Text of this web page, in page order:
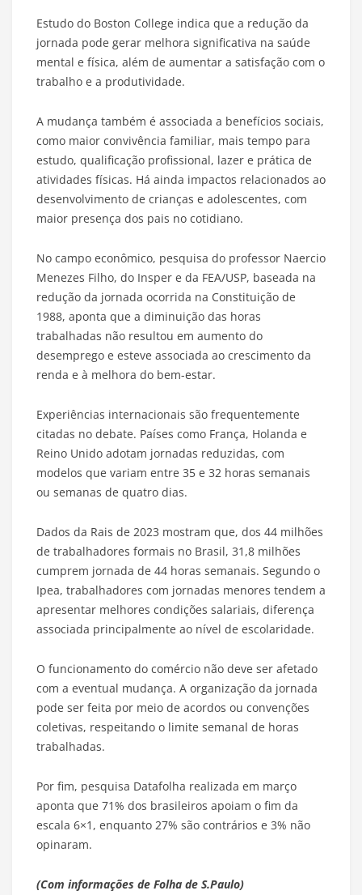
Estudo do Boston College indica que a redução da
jornada pode gerar melhora significativa na saúde
mental e física, além de aumentar a satisfação com o
trabalho e a produtividade.
A mudança também é associada a benefícios sociais,
como maior convivência familiar, mais tempo para
estudo, qualificação profissional, lazer e prática de
atividades físicas. Há ainda impactos relacionados ao
desenvolvimento de crianças e adolescentes, com
maior presença dos pais no cotidiano.
No campo econômico, pesquisa do professor Naercio
Menezes Filho, do Insper e da FEA/USP, baseada na
redução da jornada ocorrida na Constituição de
1988, aponta que a diminuição das horas
trabalhadas não resultou em aumento do
desemprego e esteve associada ao crescimento da
renda e à melhora do bem-estar.
Experiências internacionais são frequentemente
citadas no debate. Países como França, Holanda e
Reino Unido adotam jornadas reduzidas, com
modelos que variam entre 35 e 32 horas semanais
ou semanas de quatro dias.
Dados da Rais de 2023 mostram que, dos 44 milhões
de trabalhadores formais no Brasil, 31,8 milhões
cumprem jornada de 44 horas semanais. Segundo o
Ipea, trabalhadores com jornadas menores tendem a
apresentar melhores condições salariais, diferença
associada principalmente ao nível de escolaridade.
O funcionamento do comércio não deve ser afetado
com a eventual mudança. A organização da jornada
pode ser feita por meio de acordos ou convenções
coletivas, respeitando o limite semanal de horas
trabalhadas.
Por fim, pesquisa Datafolha realizada em março
aponta que 71% dos brasileiros apoiam o fim da
escala 6×1, enquanto 27% são contrários e 3% não
opinaram.
(Com informações de Folha de S.Paulo)